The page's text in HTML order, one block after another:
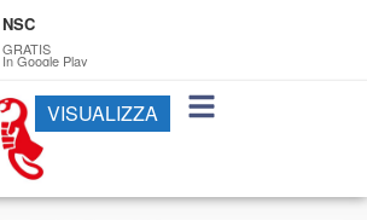
NSC
GRATIS
In Google Play
VISUALIZZA